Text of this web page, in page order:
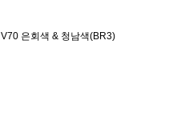
V70 은회색 & 청남색(BR3)